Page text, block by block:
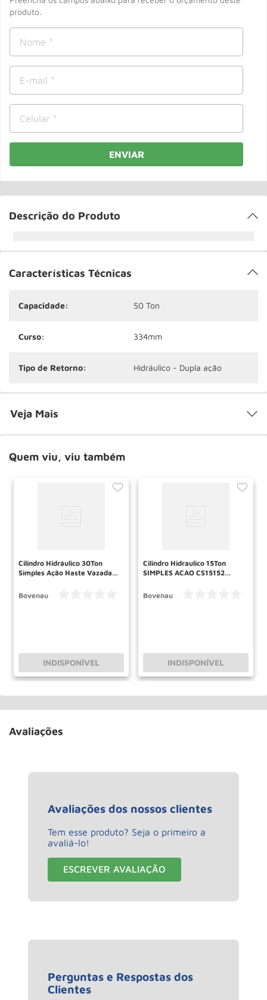
produto.
ENVIAR
Descrição do Produto
Características Técnicas
Capacidade: 50 Ton
Curso: 334mm
Tipo de Retorno: Hidráulico - Dupla ação
Veja Mais
Quem viu, viu também
Cilindro Hidráulico 30Ton
Simples Ação Haste Vazada
Bovenau
INDISPONÍVEL
Cilindro Hidraulico 15Ton
SIMPLES ACAO CS15152
Bovenau
INDISPONÍVEL
Avaliações
Avaliações dos nossos clientes
Tem esse produto? Seja o primeiro a
avaliá-lo!
ESCREVER AVALIAÇÃO
Perguntas e Respostas dos
Clientes
10